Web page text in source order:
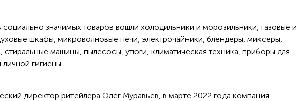
значимых товаров вошли холодильники и морозильники, газовые и
шкафы, микроволновые печи, электрочайники, блендеры, миксеры,
стиральные машины, пылесосы, утюги, климатическая техника, приборы для
гигиены.
директор ритейлера Олег Муравьёв, в марте 2022 года компания